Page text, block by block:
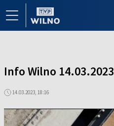
Info Wilno 14.03.2023
14.03.2023, 18:16